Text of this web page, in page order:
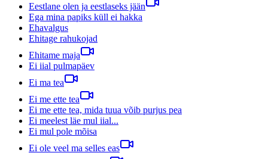
Eestlane olen ja eestlaseks jään
Ega mina papiks küll ei hakka
Ehavalgus
Ehitage rahukojad
Ehitame maja
Ei iial pulmapäev
Ei ma tea
Ei me ette tea
Ei me ette tea, mida tuua võib purjus pea
Ei meelest läe mul iial...
Ei mul pole mõisa
Ei ole veel ma selles eas